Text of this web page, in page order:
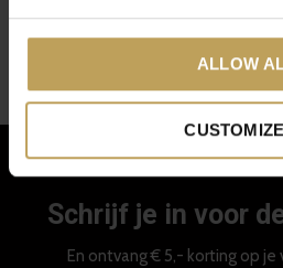
ALLOW
CUSTOMIZE
Berry Love yoghurtijs
Schrijf je in voor
En ontvang € 5,- korting op